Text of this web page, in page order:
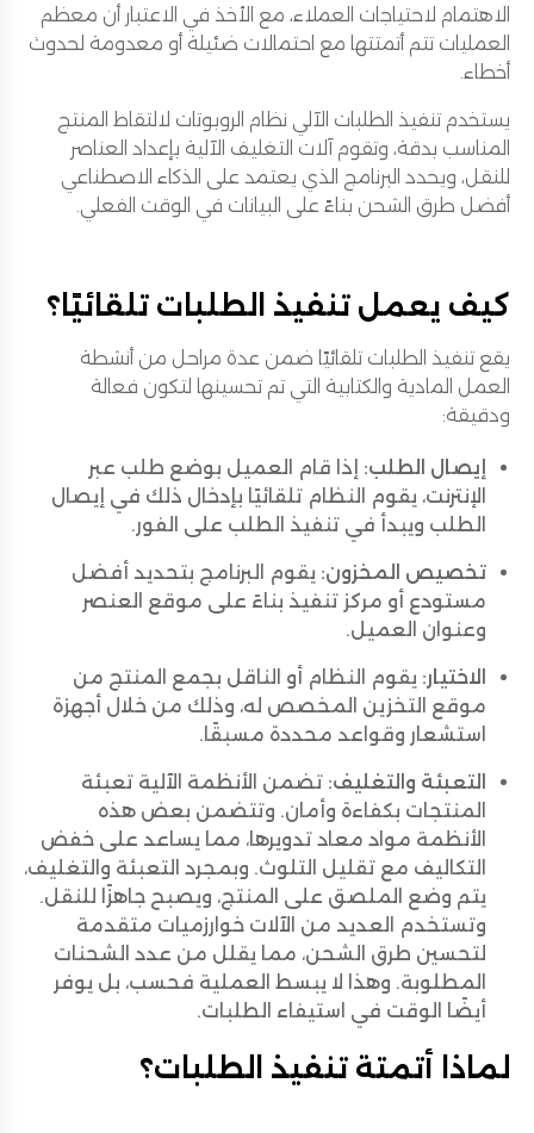
الاهتمام لاحتياجات العملاء، مع الأخذ في الاعتبار أن معظم
العمليات تتم أتمتتها مع احتمالات ضئيلة أو معدومة لحدوث
أخطاء.
يستخدم تنفيذ الطلبات الآلي نظام الروبوتات لالتقاط المنتج
المناسب بدقة، وتقوم آلات التغليف الآلية بإعداد العناصر
للنقل، ويحدد البرنامج الذي يعتمد على الذكاء الاصطناعي
أفضل طرق الشحن بناءً على البيانات في الوقت الفعلي.
كيف يعمل تنفيذ الطلبات تلقائيًا؟
يقع تنفيذ الطلبات تلقائيًا ضمن عدة مراحل من أنشطة
العمل المادية والكتابية التي تم تحسينها لتكون فعالة
ودقيقة:
إيصال الطلب: إذا قام العميل بوضع طلب عبر
الإنترنت، يقوم النظام تلقائيًا بإدخال ذلك في إيصال
الطلب ويبدأ في تنفيذ الطلب على الفور.
تخصيص المخزون: يقوم البرنامج بتحديد أفضل
مستودع أو مركز تنفيذ بناءً على موقع العنصر
وعنوان العميل.
الاختيار: يقوم النظام أو الناقل بجمع المنتج من
موقع التخزين المخصص له، وذلك من خلال أجهزة
استشعار وقواعد محددة مسبقًا.
التعبئة والتغليف: تضمن الأنظمة الآلية تعبئة
المنتجات بكفاءة وأمان. وتتضمن بعض هذه
الأنظمة مواد معاد تدويرها، مما يساعد على خفض
التكاليف مع تقليل التلوث. وبمجرد التعبئة والتغليف،
يتم وضع الملصق على المنتج، ويصبح جاهزًا للنقل.
وتستخدم العديد من الآلات خوارزميات متقدمة
لتحسين طرق الشحن، مما يقلل من عدد الشحنات
المطلوبة. وهذا لا يبسط العملية فحسب، بل يوفر
أيضًا الوقت في استيفاء الطلبات.
لماذا أتمتة تنفيذ الطلبات؟